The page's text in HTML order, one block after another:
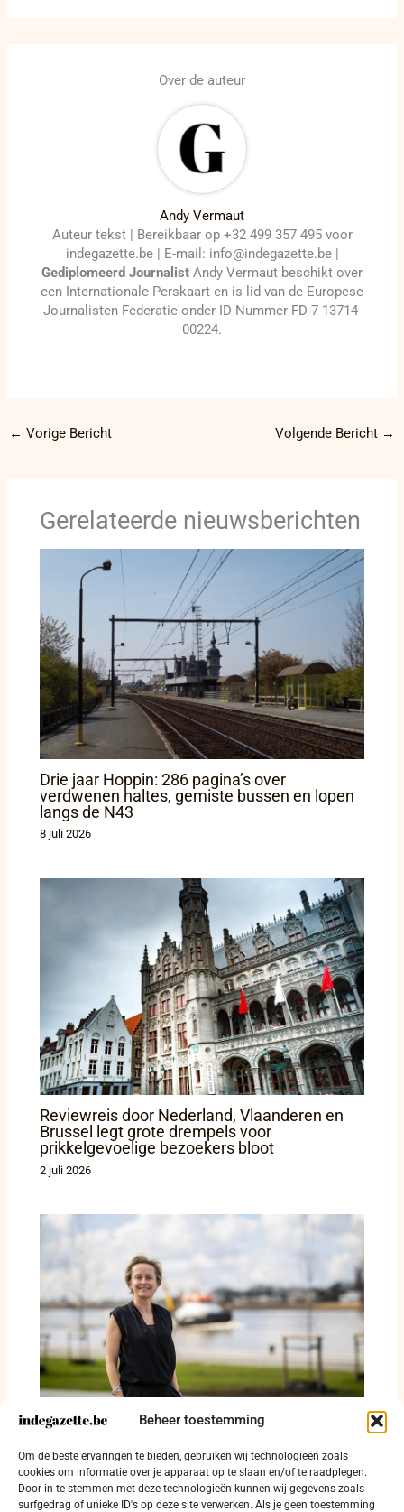
Beheer toestemming
Om de beste ervaringen te bieden, gebruiken wij technologieën zoals
cookies om informatie over je apparaat op te slaan en/of te raadplegen.
Door in te stemmen met deze technologieën kunnen wij gegevens zoals
surfgedrag of unieke ID's op deze site verwerken. Als je geen toestemming
Over de auteur
Andy Vermaut
Auteur tekst | Bereikbaar op +32 499 357 495 voor
indegazette.be | E-mail: info@indegazette.be |
Gediplomeerd Journalist Andy Vermaut beschikt over
een Internationale Perskaart en is lid van de Europese
Journalisten Federatie onder ID-Nummer FD-7 13714-
00224.
← Vorige Bericht Volgende Bericht →
Gerelateerde nieuwsberichten
Drie jaar Hoppin: 286 pagina’s over
verdwenen haltes, gemiste bussen en lopen
langs de N43
8 juli 2026
Reviewreis door Nederland, Vlaanderen en
Brussel legt grote drempels voor
prikkelgevoelige bezoekers bloot
2 juli 2026
Minister De Ridder, red Woumen of zeg eerlijk
dat de Westhoek u niet genoeg waard is
22 juni 2026